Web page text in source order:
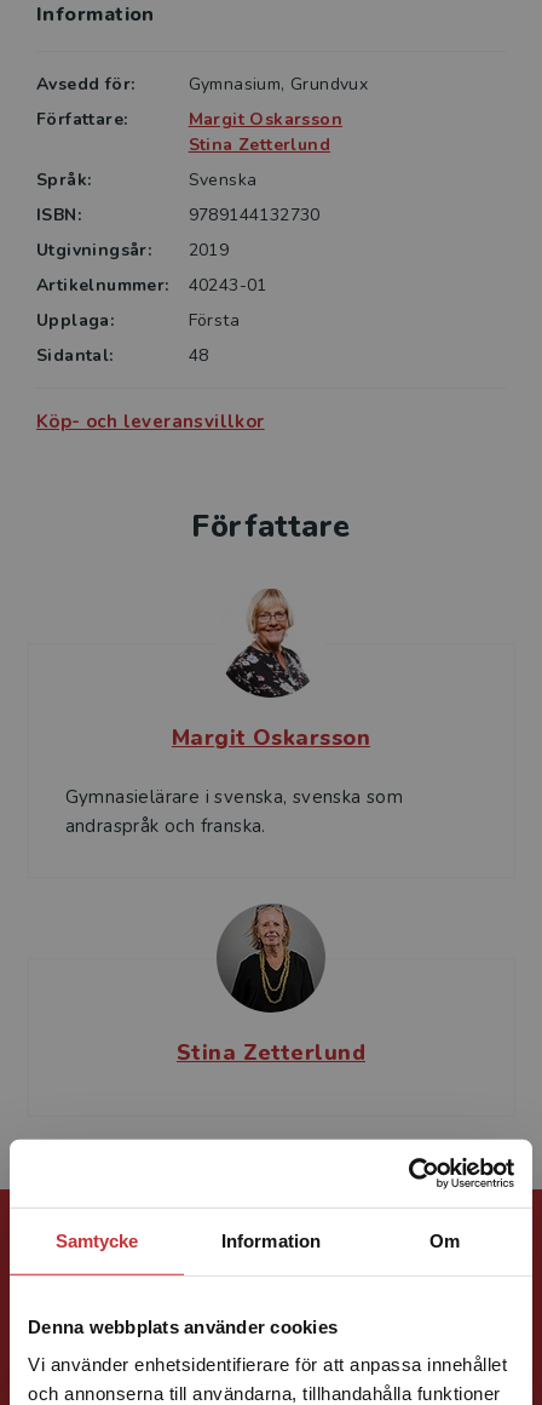
Samtycke Information Om
Denna webbplats använder cookies
Vi använder enhetsidentifierare för att anpassa innehållet
och annonserna till användarna, tillhandahålla funktioner
Information
Avsedd för:
Gymnasium, Grundvux
Författare:
Margit Oskarsson
Stina Zetterlund
Språk:
Svenska
ISBN:
9789144132730
Utgivningsår:
2019
Artikelnummer:
40243-01
Upplaga:
Första
Sidantal:
48
Köp- och leveransvillkor
Författare
Margit Oskarsson
Gymnasielärare i svenska, svenska som
andraspråk och franska.
Stina Zetterlund
Förlagskontakt